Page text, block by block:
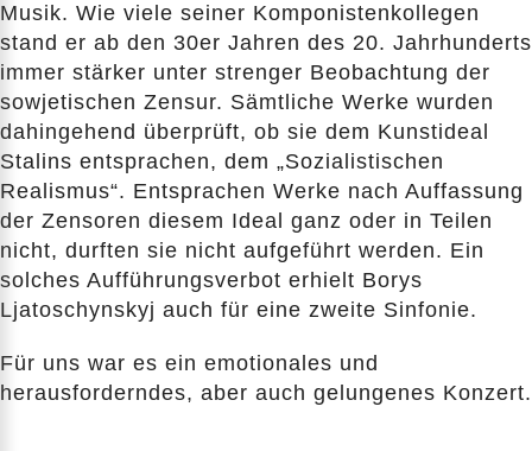
Musik. Wie viele seiner Komponistenkollegen
stand er ab den 30er Jahren des 20. Jahrhunderts
immer stärker unter strenger Beobachtung der
sowjetischen Zensur. Sämtliche Werke wurden
dahingehend überprüft, ob sie dem Kunstideal
Stalins entsprachen, dem „Sozialistischen
Realismus“. Entsprachen Werke nach Auffassung
der Zensoren diesem Ideal ganz oder in Teilen
nicht, durften sie nicht aufgeführt werden. Ein
solches Aufführungsverbot erhielt Borys
Ljatoschynskyj auch für eine zweite Sinfonie.
Für uns war es ein emotionales und
herausforderndes, aber auch gelungenes Konzert.